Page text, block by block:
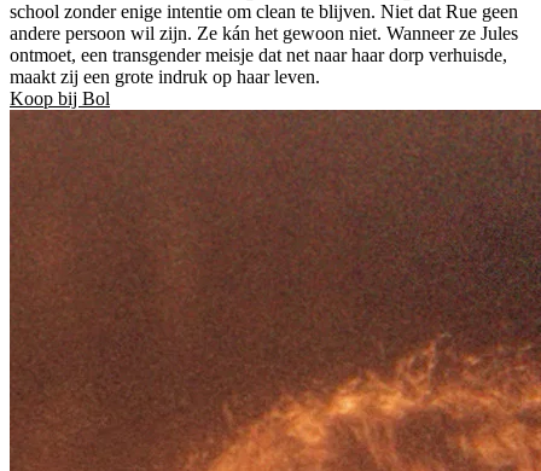
school zonder enige intentie om clean te blijven. Niet dat Rue geen
andere persoon wil zijn. Ze kán het gewoon niet. Wanneer ze Jules
ontmoet, een transgender meisje dat net naar haar dorp verhuisde,
maakt zij een grote indruk op haar leven.
Koop bij Bol